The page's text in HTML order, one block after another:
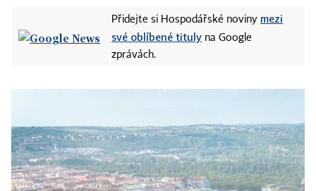
Přidejte si Hospodářské noviny mezi
své oblíbené tituly na Google
zprávách.